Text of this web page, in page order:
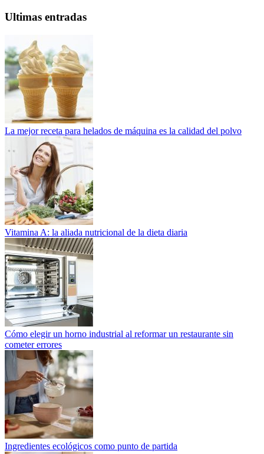
Ultimas entradas
La mejor receta para helados de máquina es la calidad del polvo
Vitamina A: la aliada nutricional de la dieta diaria
Cómo elegir un horno industrial al reformar un restaurante sin
cometer errores
Ingredientes ecológicos como punto de partida